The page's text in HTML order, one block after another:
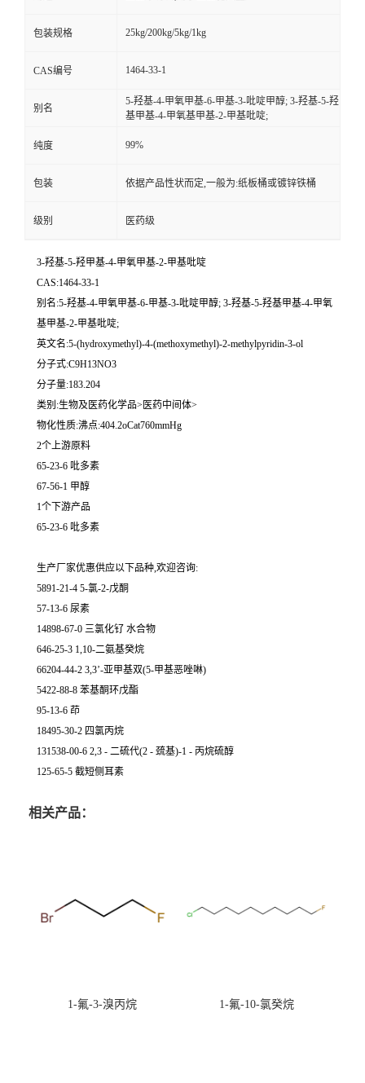
包装规格 25kg/200kg/5kg/1kg
CAS编号 1464-33-1
别名
5-羟基-4-甲氧甲基-6-甲基-3-吡啶甲醇; 3-羟基-5-羟
基甲基-4-甲氧基甲基-2-甲基吡啶;
纯度 99%
包装 依据产品性状而定,一般为:纸板桶或镀锌铁桶
级别 医药级
3-羟基-5-羟甲基-4-甲氧甲基-2-甲基吡啶
CAS:1464-33-1
别名:5-羟基-4-甲氧甲基-6-甲基-3-吡啶甲醇; 3-羟基-5-羟基甲基-4-甲氧
基甲基-2-甲基吡啶;
英文名:5-(hydroxymethyl)-4-(methoxymethyl)-2-methylpyridin-3-ol
分子式:C9H13NO3
分子量:183.204
类别:生物及医药化学品>医药中间体>
物化性质:沸点:404.2oCat760mmHg
2个上游原料
65-23-6 吡多素
67-56-1 甲醇
1个下游产品
65-23-6 吡多素
生产厂家优惠供应以下品种,欢迎咨询:
5891-21-4 5-氯-2-戊酮
57-13-6 尿素
14898-67-0 三氯化钌 水合物
646-25-3 1,10-二氨基癸烷
66204-44-2 3,3’-亚甲基双(5-甲基恶唑啉)
5422-88-8 苯基酮环戊酯
95-13-6 茚
18495-30-2 四氯丙烷
131538-00-6 2,3 - 二硫代(2 - 巯基)-1 - 丙烷硫醇
125-65-5 截短侧耳素
相关产品：
1-氟-3-溴丙烷 1-氟-10-氯癸烷